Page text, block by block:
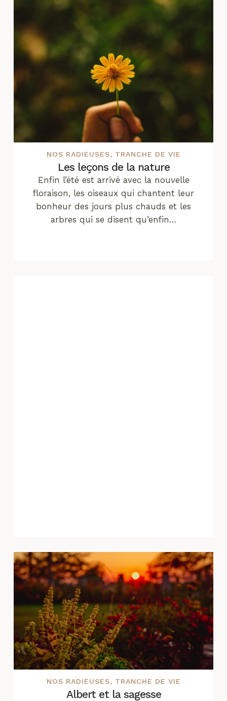
NOS RADIEUSES, TRANCHE DE VIE
Les leçons de la nature
Enfin l’été est arrivé avec la nouvelle
floraison, les oiseaux qui chantent leur
bonheur des jours plus chauds et les
arbres qui se disent qu’enfin…
NOS RADIEUSES, TRANCHE DE VIE
Albert et la sagesse